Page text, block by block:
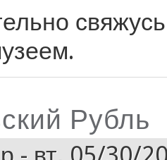
Рубль